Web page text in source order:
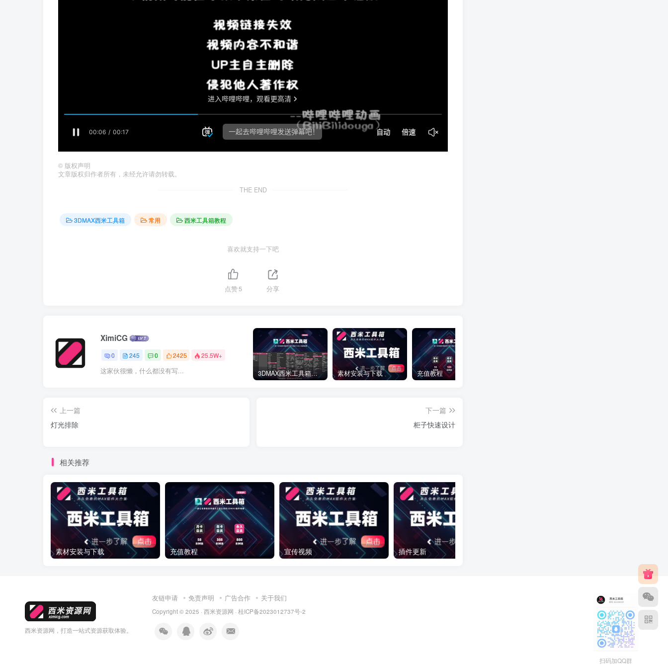
© 版权声明
文章版权归作者所有，未经允许请勿转载。
THE END
3DMAX西米工具箱 常用 西米工具箱教程
喜欢就支持一下吧
点赞5 分享
XimiCG
0 245 0 2425 25.5W+
这家伙很懒，什么都没有写... 3DMAX西米工具箱下载 素材安装与下载 充值教程
上一篇
灯光排除
下一篇
柜子快速设计
相关推荐
素材安装与下载 充值教程 宣传视频 插件更新
西米资源网，打造一站式资源获取体验。
友链申请 免责声明 广告合作 关于我们
Copyright © 2025 · 西米资源网 · 桂ICP备2023012737号-2
扫码加QQ群